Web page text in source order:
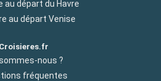
au départ du Havre
au départ Venise
Croisieres.fr
nous ?
fréquentes